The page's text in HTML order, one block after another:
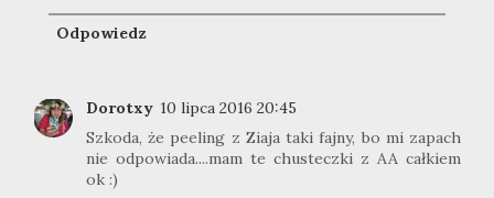
Odpowiedz
Dorotxy 10 lipca 2016 20:45
Szkoda, że peeling z Ziaja taki fajny, bo mi zapach
nie odpowiada....mam te chusteczki z AA całkiem
ok :)